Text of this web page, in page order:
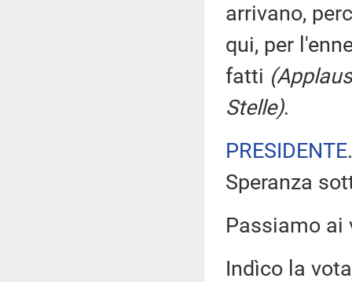
arrivano,
qui, per
fatti
Stelle).
PRESIDENTE
Speranza
Passiamo ai
Indìco la